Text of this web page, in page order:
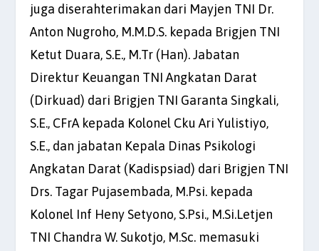
juga diserahterimakan dari Mayjen TNI Dr.
Anton Nugroho, M.M.D.S. kepada Brigjen TNI
Ketut Duara, S.E., M.Tr (Han). Jabatan
Direktur Keuangan TNI Angkatan Darat
(Dirkuad) dari Brigjen TNI Garanta Singkali,
S.E., CFrA kepada Kolonel Cku Ari Yulistiyo,
S.E., dan jabatan Kepala Dinas Psikologi
Angkatan Darat (Kadispsiad) dari Brigjen TNI
Drs. Tagar Pujasembada, M.Psi. kepada
Kolonel Inf Heny Setyono, S.Psi., M.Si.Letjen
TNI Chandra W. Sukotjo, M.Sc. memasuki